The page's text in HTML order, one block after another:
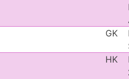
GK
HK